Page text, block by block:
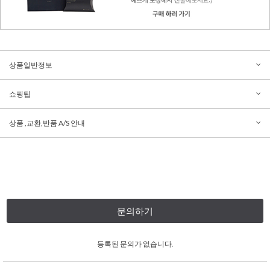
상품일반정보
쇼핑팁
상품 ,교환,반품 A/S 안내
문의하기
등록된 문의가 없습니다.